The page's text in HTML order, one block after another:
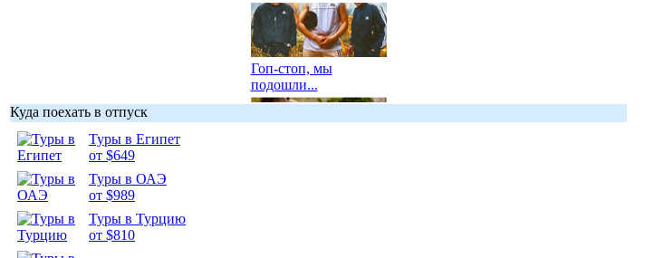
Гоп-стоп, мы
подошли...
Куда поехать в отпуск
Туры в Египет
от $649
Туры в ОАЭ
от $989
Туры в Турцию
от $810